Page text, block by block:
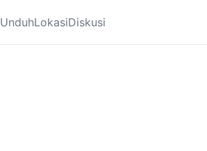
UnduhLokasiDiskusi